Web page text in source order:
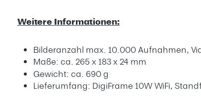
Weitere Informationen:
Bilderanzahl max. 10.000 Aufnahmen,
Maße: ca. 265 x 183 x 24 mm
Gewicht: ca. 690 g
Lieferumfang: DigiFrame 10W WiFi,